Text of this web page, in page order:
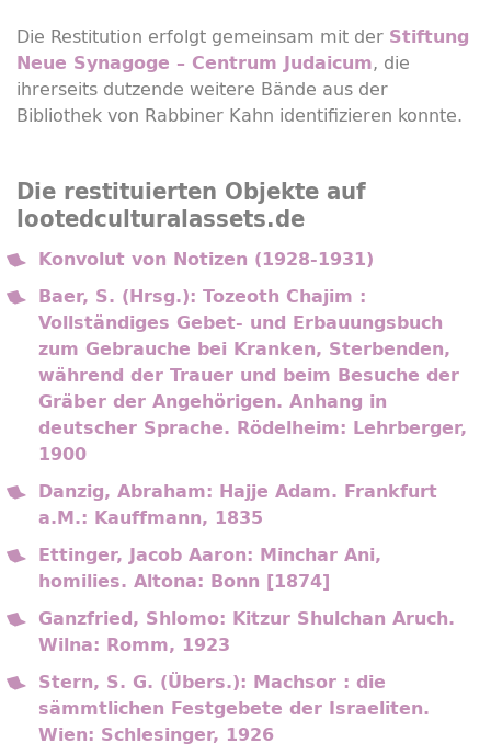
Die Restitution erfolgt gemeinsam mit der Stiftung
Neue Synagoge – Centrum Judaicum, die
ihrerseits dutzende weitere Bände aus der
Bibliothek von Rabbiner Kahn identifizieren konnte.
Die restituierten Objekte auf
lootedculturalassets.de
Konvolut von Notizen (1928-1931)
Baer, S. (Hrsg.): Tozeoth Chajim :
Vollständiges Gebet- und Erbauungsbuch
zum Gebrauche bei Kranken, Sterbenden,
während der Trauer und beim Besuche der
Gräber der Angehörigen. Anhang in
deutscher Sprache. Rödelheim: Lehrberger,
1900
Danzig, Abraham: Hajje Adam. Frankfurt
a.M.: Kauffmann, 1835
Ettinger, Jacob Aaron: Minchar Ani,
homilies. Altona: Bonn [1874]
Ganzfried, Shlomo: Kitzur Shulchan Aruch.
Wilna: Romm, 1923
Stern, S. G. (Übers.): Machsor : die
sämmtlichen Festgebete der Israeliten.
Wien: Schlesinger, 1926